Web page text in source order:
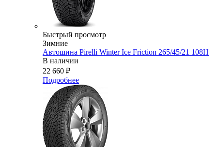
Быстрый просмотр
Зимние
Автошина Pirelli Winter Ice Friction 265/45/21 108H
В наличии
22 660 ₽
Подробнее